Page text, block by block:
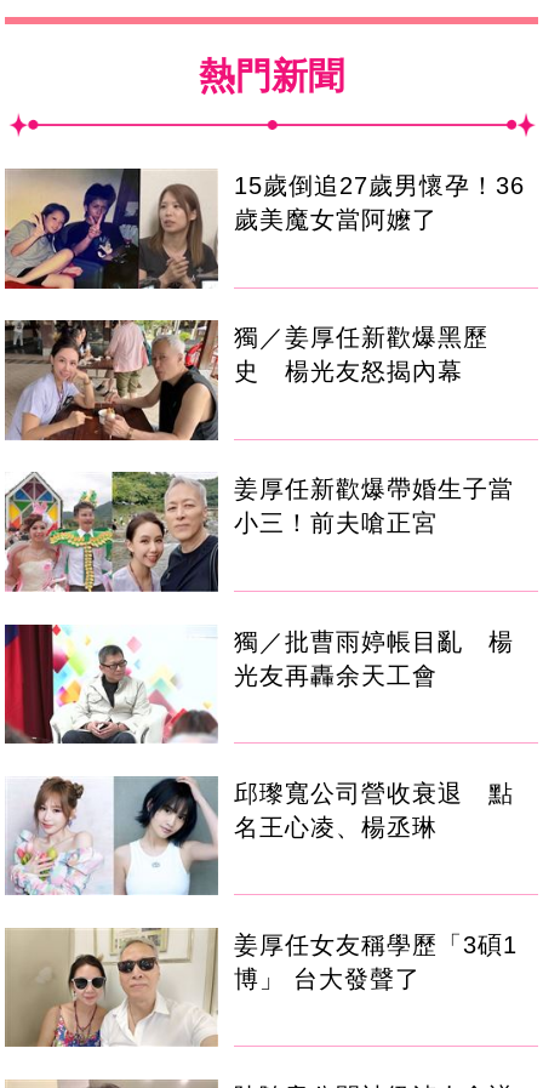
熱門新聞
15歲倒追27歲男懷孕！36
歲美魔女當阿嬤了
獨／姜厚任新歡爆黑歷
史 楊光友怒揭內幕
姜厚任新歡爆帶婚生子當
小三！前夫嗆正宮
獨／批曹雨婷帳目亂 楊
光友再轟余天工會
邱瓈寬公司營收衰退 點
名王心凌、楊丞琳
姜厚任女友稱學歷「3碩1
博」 台大發聲了